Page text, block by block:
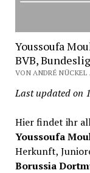
Youssoufa
BVB,
VON ANDRÉ NÜCKEL
Last updated on
Hier findet ihr
Youssoufa
Herkunft,
Borussia